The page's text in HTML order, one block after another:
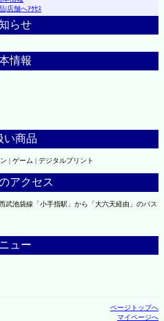
|店舗へｱｸｾｽ
らせ
情報
い商品
| ゲーム | デジタルプリント
アクセス
武池袋線「小手指駅」から「大六天経由」のバス
ュー
ページトップへ
マイページへ